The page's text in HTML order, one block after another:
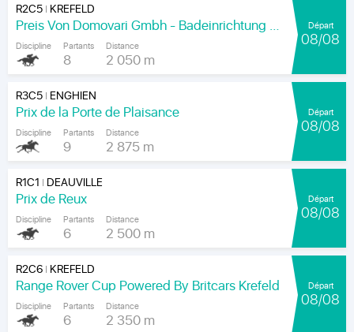
R2C5| KREFELD
Preis Von Domovari Gmbh - Badeinrichtung Auf Mass
Discipline Partants
8
Distance
2 050 m
Départ
08/08
R3C5| ENGHIEN
Prix de la Porte de Plaisance
Discipline Partants
9
Distance
2 875 m
Départ
08/08
R1C1 | DEAUVILLE
Prix de Reux
Discipline Partants
6
Distance
2 500 m
Départ
08/08
R2C6| KREFELD
Range Rover Cup Powered By Britcars Krefeld
Discipline Partants
6
Distance
2 350 m
Départ
08/08